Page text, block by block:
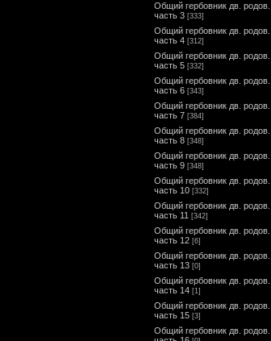
Общий гербовник дв. родов.
часть 3 [333]
Общий гербовник дв. родов.
часть 4 [312]
Общий гербовник дв. родов.
часть 5 [332]
Общий гербовник дв. родов.
часть 6 [343]
Общий гербовник дв. родов.
часть 7 [384]
Общий гербовник дв. родов.
часть 8 [348]
Общий гербовник дв. родов.
часть 9 [348]
Общий гербовник дв. родов.
часть 10 [332]
Общий гербовник дв. родов.
часть 11 [342]
Общий гербовник дв. родов.
часть 12 [6]
Общий гербовник дв. родов.
часть 13 [0]
Общий гербовник дв. родов.
часть 14 [1]
Общий гербовник дв. родов.
часть 15 [3]
Общий гербовник дв. родов.